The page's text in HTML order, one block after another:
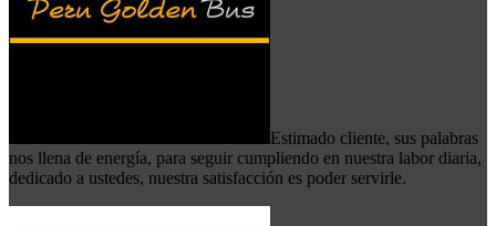
Estimado cliente, sus palabras
nos llena de energía, para seguir cumpliendo en nuestra labor diaria,
dedicado a ustedes, nuestra satisfacción es poder servirle.